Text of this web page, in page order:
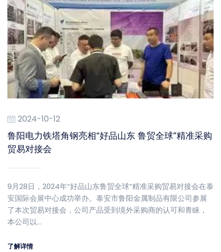
2024-10-12
鲁阳电力铁塔角钢亮相“好品山东 鲁贸全球”精准采购
贸易对接会
9月28日，2024年“好品山东鲁贸全球”精准采购贸易对接会在泰
安国际会展中心成功举办。泰安市鲁阳金属制品有限公司参展
了本次贸易对接会，公司产品受到境外采购商的认可和青睐，
本公司以…
了解详情